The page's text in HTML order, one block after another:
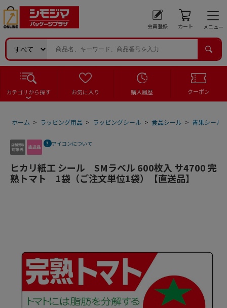
会員登録 カート メニュー
カテゴリから探す お気に入り 購入履歴 クーポン
ホーム > ラッピング用品 > ラッピングシール > 食品シール > 青果シール
アイコンについて
ヒカリ紙工 シール SMラベル 600枚入 サ4700 完
熟トマト 1袋（ご注文単位1袋）【直送品】